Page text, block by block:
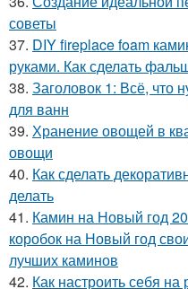
советы
37. DIY fireplace foam
руками. Как сделать
38. Заголовок 1: Всё, что
для ванн
39. Хранение овощей в
овощи
40. Как сделать
делать
41. Камин на Новый год
коробок на Новый год
лучших каминов
42. Как настроить себя